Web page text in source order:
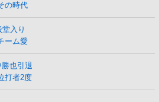
の時代
入り
ーム愛
勝也引退
打者2度